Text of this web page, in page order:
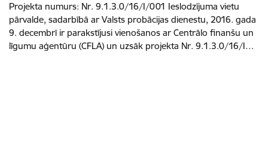
Projekta numurs: Nr. 9.1.3.0/16/I/001 Ieslodzījuma vietu
pārvalde, sadarbībā ar Valsts probācijas dienestu, 2016. gada
9. decembrī ir parakstījusi vienošanos ar Centrālo finanšu un
līgumu aģentūru (CFLA) un uzsāk projekta Nr. 9.1.3.0/16/I…